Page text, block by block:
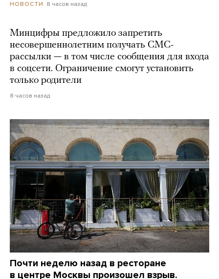
НОВОСТИ 8 часов назад
Минцифры предложило запретить
несовершеннолетним получать СМС-
рассылки — в том числе сообщения для входа
в соцсети. Ограничение смогут установить
только родители
8 часов назад
Почти неделю назад в ресторане
в центре Москвы произошел взрыв.